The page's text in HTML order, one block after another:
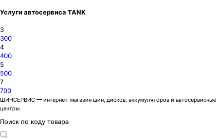
Услуги автосервиса TANK
3
300
4
400
5
500
7
700
ШИНСЕРВИС — интернет-магазин шин, дисков, аккумуляторов и автосервисные
центры.
Поиск по коду товара